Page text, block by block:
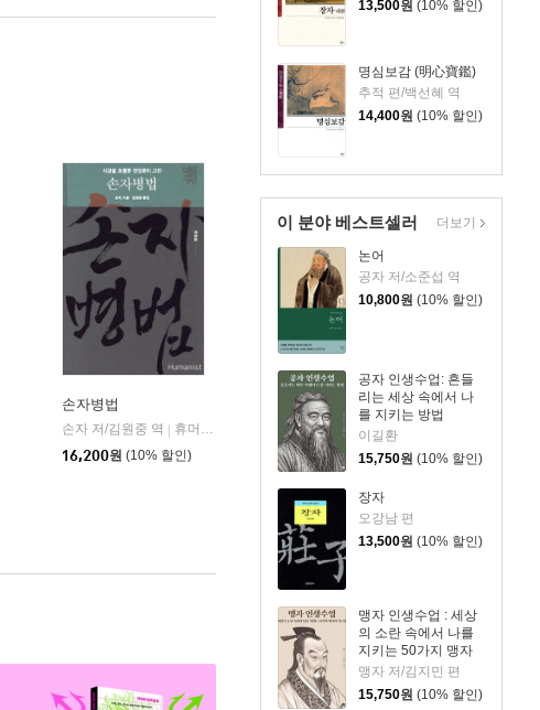
13,500원 (10% 할인)
명심보감 (明心寶鑑)
추적 편/백선혜 역
14,400원 (10% 할인)
이 분야 베스트셀러
논어
공자 저/소준섭 역
10,800원 (10% 할인)
공자 인생수업: 흔들
리는 세상 속에서 나
를 지키는 방법
이길환
15,750원 (10% 할인)
장자
오강남 편
13,500원 (10% 할인)
맹자 인생수업 : 세상
의 소란 속에서 나를
지키는 50가지 맹자
의 가르침
맹자 저/김지민 편
15,750원 (10% 할인)
더보기
| 홍성사
손자병법
손자 저/김원중 역
휴머니스트
16,200원 (10% 할인)